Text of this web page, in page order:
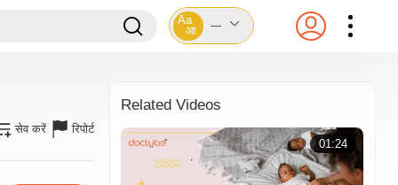
Aa
आ
---
सेव करें रिपोर्ट
Related Videos
01:24